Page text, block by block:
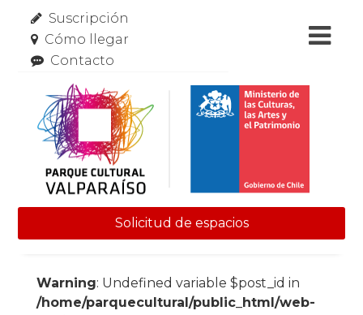
Suscripción
Cómo llegar
Contacto
Solicitud de espacios
Warning: Undefined variable $post_id in
/home/parquecultural/public_html/web-